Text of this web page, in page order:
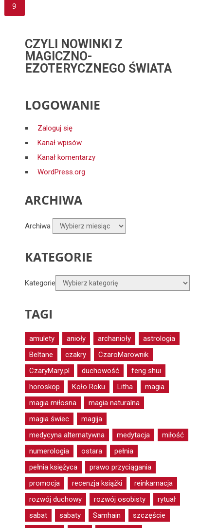
9
CZYLI NOWINKI Z
MAGICZNO-
EZOTERYCZNEGO ŚWIATA
LOGOWANIE
Zaloguj się
Kanał wpisów
Kanał komentarzy
WordPress.org
ARCHIWA
Archiwa
KATEGORIE
Kategorie
TAGI
amulety anioły archanioły
astrologia
Beltane
czakry
CzaroMarownik
CzaryMary.pl
duchowość
feng shui
horoskop
Koło Roku Litha
magia
magia miłosna
magia naturalna
magia świec
magija
medycyna alternatywna
medytacja
miłość
numerologia
ostara
pełnia
pełnia księżyca
prawo przyciągania
promocja
recenzja książki
reinkarnacja
rozwój duchowy
rozwój osobisty
rytuał
sabat
sabaty Samhain
szczęście